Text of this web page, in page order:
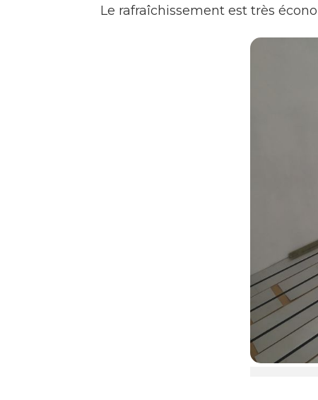
Le rafraîchissement est très